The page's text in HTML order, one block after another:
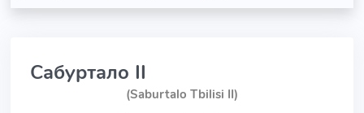
Сабуртало II
(Saburtalo Tbilisi II)